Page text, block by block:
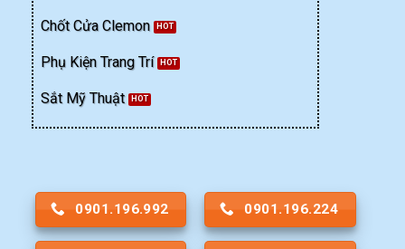
Chốt Cửa Clemon
Phụ Kiện Trang Trí
Sắt Mỹ Thuật
0901.196.992 0901.196.224